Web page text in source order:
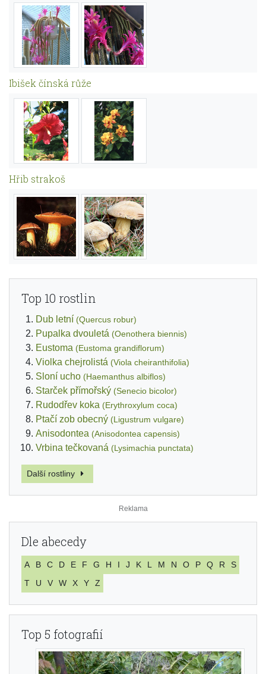
Ibišek čínská růže
Hřib strakoš
Top 10 rostlin
Dub letní (Quercus robur)
Pupalka dvouletá (Oenothera biennis)
Eustoma (Eustoma grandiflorum)
Violka chejrolistá (Viola cheiranthifolia)
Sloní ucho (Haemanthus albiflos)
Starček přímořský (Senecio bicolor)
Rudodřev koka (Erythroxylum coca)
Ptačí zob obecný (Ligustrum vulgare)
Anisodontea (Anisodontea capensis)
Vrbina tečkovaná (Lysimachia punctata)
Další rostliny
Dle abecedy
A B C D E F G H I J K L M N O P Q R
S
T
U V W X Y Z
Top 5 fotografií